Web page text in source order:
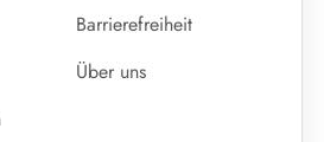
Barrierefreiheit
Über uns